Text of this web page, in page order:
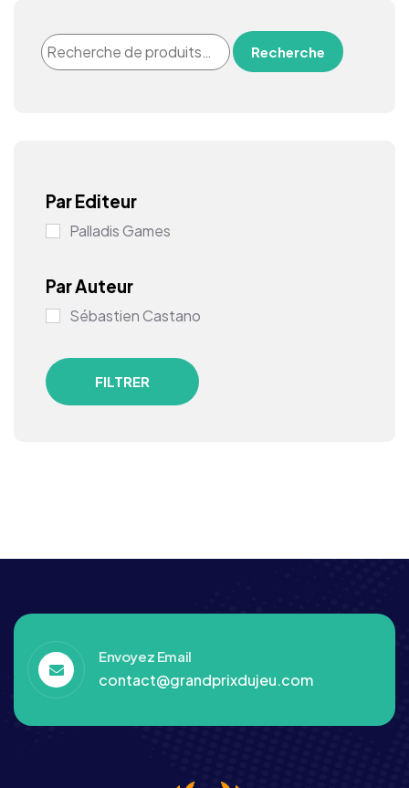
Recherche
Par Editeur
Palladis Games
Par Auteur
Sébastien Castano
FILTRER
Envoyez Email
contact@grandprixdujeu.com